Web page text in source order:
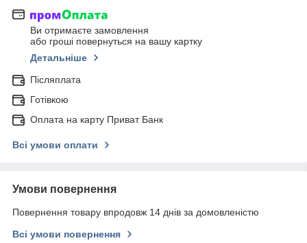
Ви отримаєте замовлення
або гроші повернуться на вашу картку
Детальніше
Післяплата
Готівкою
Оплата на карту Приват Банк
Всі умови оплати
Умови повернення
Повернення товару впродовж 14 днів за домовленістю
Всі умови повернення